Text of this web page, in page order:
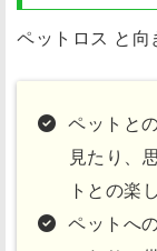
ペットロス と向
ペットと
見たり、
トとの楽
ペットへ